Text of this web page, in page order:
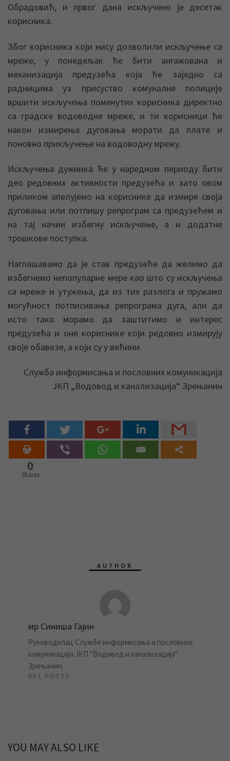
Обрадовић, и првог дана искључено је десетак
корисника.
Због корисника који нису дозволили искључење са
мреже, у понедељак ће бити ангажована и
механизација предузећа која ће заједно са
радницима уз присуство комуналне полиције
вршити искључења поменутих корисника директно
са градске водоводне мреже, и ти корисници ће
након измирења дуговања морати да плате и
поновно прикључење на водоводну мрежу.
Искључења дужника ће у наредном периоду бити
део редовних активности предузећа и зато овом
приликом апелујемо на кориснике да измире своја
дуговања или потпишу репрограм са предузећем и
на тај начин избегну искључење, а и додатне
трошкове поступка.
Наглашавамо да је став предузеће да желимо да
избегнемо непопуларне мере као што су искључења
са мреже и утужења, да из тих разлога и пружамо
могућност потписивања репрограма дуга, али да
исто тако морамо да заштитимо и интерес
предузећа и оне кориснике који редовно измирују
своје обавезе, а који су у већини.
Служба информисања и пословних комуникација
ЈКП „Водовод и канализација“ Зрењанин
0
Shares
AUTHOR
мр Синиша Гајин
Руководилац Службе информисања и пословних
комуникација ЈКП "Водовод и канализација"
Зрењанин
861 POSTS
YOU MAY ALSO LIKE